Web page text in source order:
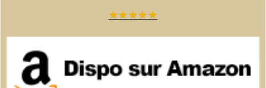
★★★★★